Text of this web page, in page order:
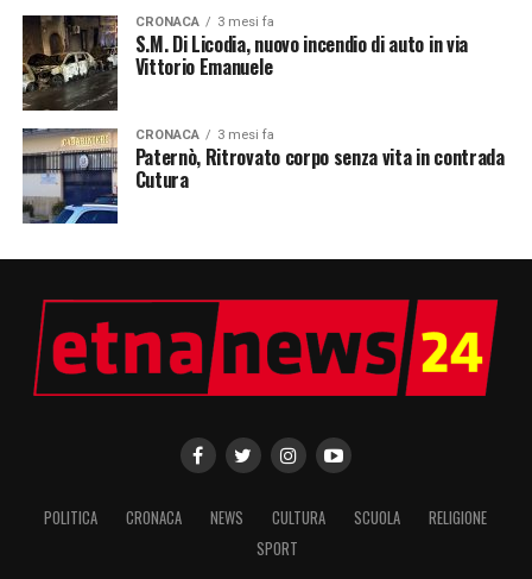
CRONACA 3 mesi fa
S.M. Di Licodia, nuovo incendio di auto in via
Vittorio Emanuele
CRONACA 3 mesi fa
Paternò, Ritrovato corpo senza vita in contrada
Cutura
POLITICA CRONACA NEWS CULTURA SCUOLA
RELIGIONE
SPORT